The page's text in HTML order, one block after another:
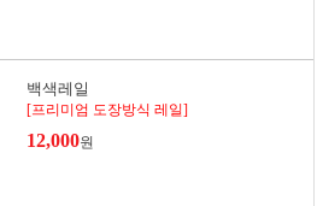
백색레일
[프리미엄 도장방식 레일]
12,000원